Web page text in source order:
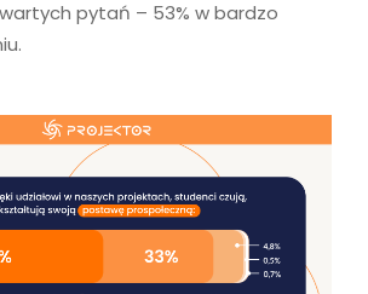
pytań – 53% w bardzo